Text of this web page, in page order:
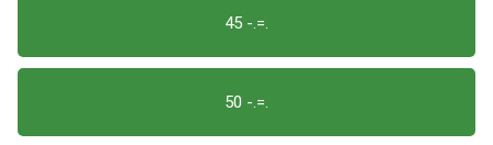
45 -.=.
50 -.=.